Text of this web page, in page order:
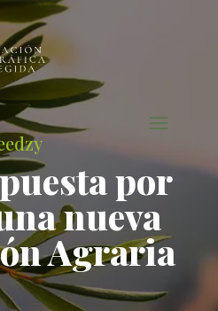
por
nueva
Agraria